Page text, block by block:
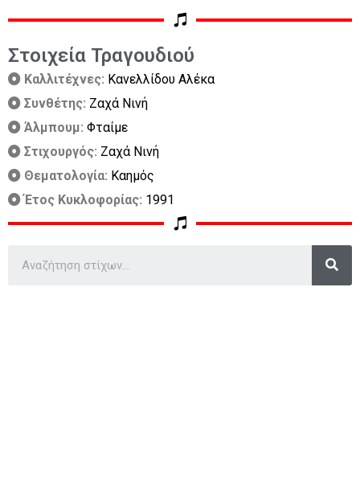
Στοιχεία Τραγουδιού
Καλλιτέχνες: Κανελλίδου Αλέκα
Συνθέτης: Ζαχά Νινή
Άλμπουμ: Φταίμε
Στιχουργός: Ζαχά Νινή
Θεματολογία: Καημός
Έτος Κυκλοφορίας: 1991